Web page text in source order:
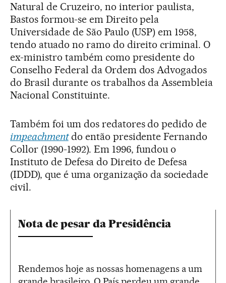
Natural de Cruzeiro, no interior paulista,
Bastos formou-se em Direito pela
Universidade de São Paulo (USP) em 1958,
tendo atuado no ramo do direito criminal. O
ex-ministro também como presidente do
Conselho Federal da Ordem dos Advogados
do Brasil durante os trabalhos da Assembleia
Nacional Constituinte.
Também foi um dos redatores do pedido de
impeachmentdo então presidente Fernando
Collor (1990-1992). Em 1996, fundou o
Instituto de Defesa do Direito de Defesa
(IDDD), que é uma organização da sociedade
civil.
Nota de pesar da Presidência
Rendemos hoje as nossas homenagens a um